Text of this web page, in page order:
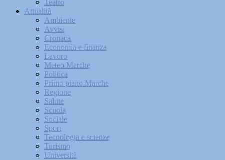
Teatro
Attualità
Ambiente
Avvisi
Cronaca
Economia e finanza
Lavoro
Meteo Marche
Politica
Primo piano Marche
Regione
Salute
Scuola
Sociale
Sport
Tecnologia e scienze
Turismo
Università